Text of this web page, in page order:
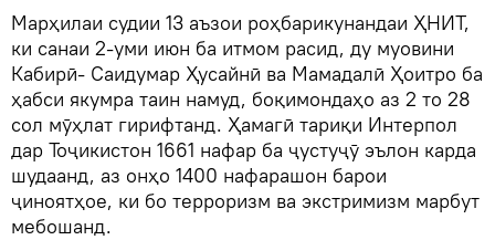
Марҳилаи судии 13 аъзои роҳбарикунандаи ҲНИТ,
ки санаи 2-уми июн ба итмом расид, ду муовини
Кабирӣ- Саидумар Ҳусайнӣ ва Мамадалӣ Ҳоитро ба
ҳабси якумра таин намуд, боқимондаҳо аз 2 то 28
сол мӯҳлат гирифтанд. Ҳамагӣ тариқи Интерпол
дар Тоҷикистон 1661 нафар ба ҷустуҷӯ эълон карда
шудаанд, аз онҳо 1400 нафарашон барои
ҷиноятҳое, ки бо терроризм ва экстримизм марбут
мебошанд.